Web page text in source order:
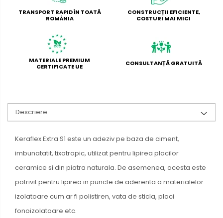
TRANSPORT RAPID ÎN TOATĂ
ROMÂNIA
CONSTRUCȚII EFICIENTE,
COSTURI MAI MICI
MATERIALE PREMIUM
CERTIFICATE UE
CONSULTANȚĂ GRATUITĂ
Descriere
Keraflex Extra S1 este un adeziv pe baza de ciment,
imbunatatit, tixotropic, utilizat pentru lipirea placilor
ceramice si din piatra naturala. De asemenea, acesta este
potrivit pentru lipirea in puncte de aderenta a materialelor
izolatoare cum ar fi polistiren, vata de sticla, placi
fonoizolatoare etc.